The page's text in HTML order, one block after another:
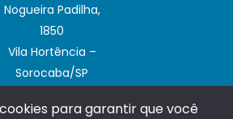
Nogueira Padilha,
1850
Vila Hortência –
Sorocaba/SP
para garantir que você